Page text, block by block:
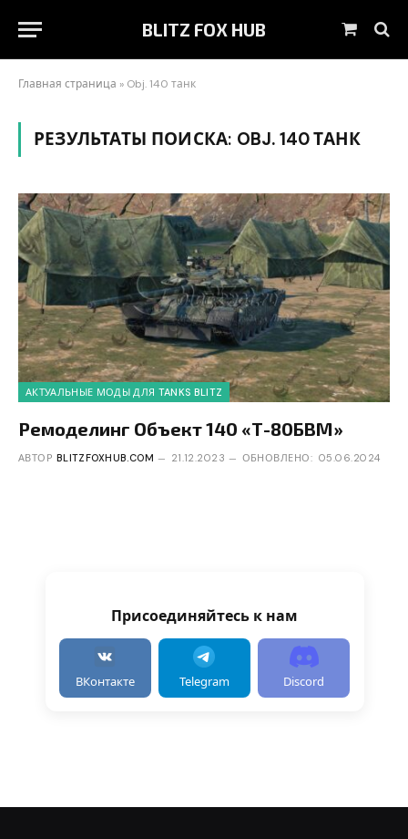
BLITZ FOX HUB Корзина
Главная страница » Obj. 140 танк
РЕЗУЛЬТАТЫ ПОИСКА: OBJ. 140 ТАНК
АКТУАЛЬНЫЕ МОДЫ ДЛЯ TANKS BLITZ
Ремоделинг Объект 140 «Т-80БВМ»
АВТОР BLITZFOXHUB.COM 21.12.2023 ОБНОВЛЕНО: 05.06.2024
Присоединяйтесь к нам
ВКонтакте Telegram Discord